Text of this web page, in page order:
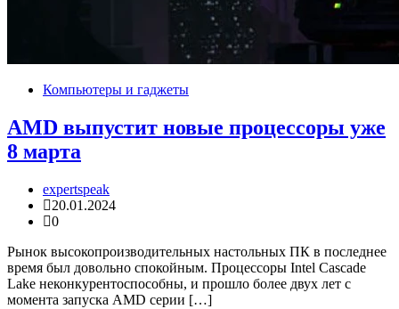
Компьютеры и гаджеты
AMD выпустит новые процессоры уже
8 марта
expertspeak
20.01.2024
0
Рынок высокопроизводительных настольных ПК в последнее
время был довольно спокойным. Процессоры Intel Cascade
Lake неконкурентоспособны, и прошло более двух лет с
момента запуска AMD серии […]